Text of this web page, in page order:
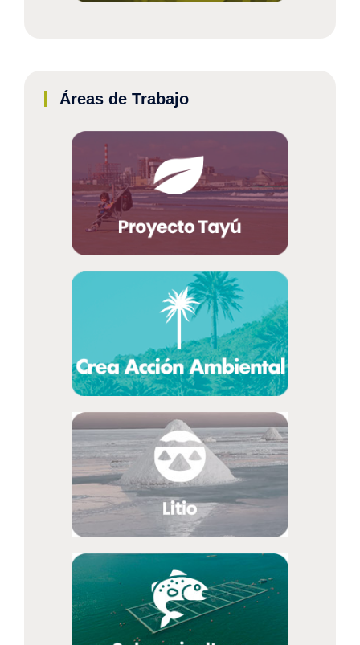
Áreas de Trabajo